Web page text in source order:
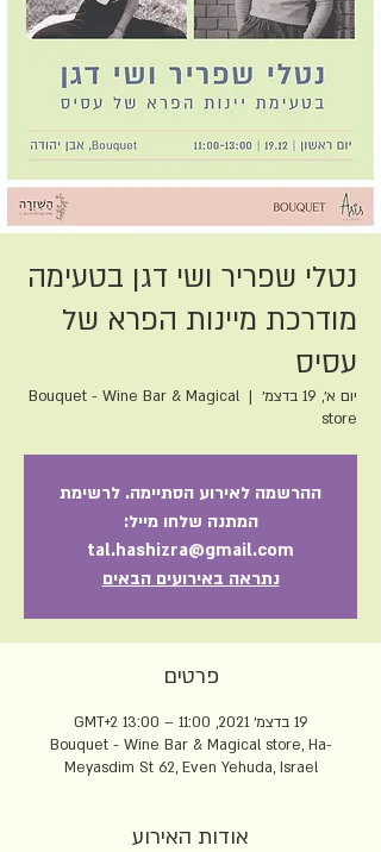
נטלי שפריר ושי דגן בטעימה
מודרכת מיינות הפרא של
עסיס
יום א׳, 19 בדצמ׳
  |
Bouquet - Wine Bar & Magical
store
ההרשמה לאירוע הסתיימה. לרשימת
המתנה שלחו מייל:
tal.hashizra@gmail.com
נתראה באירועים הבאים
פרטים
19 בדצמ׳ 2021, 11:00 – 13:00 GMT‎+2‎
Bouquet - Wine Bar & Magical store, Ha-
Meyasdim St 62, Even Yehuda, Israel
אודות האירוע